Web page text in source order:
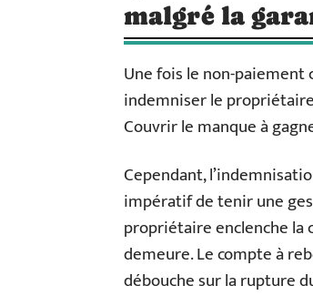
malgré la
Une fois le non-paiement
indemniser le
Couvrir le manque à
Cependant,
impératif de tenir une
propriétaire enclenche la
demeure. Le compte à
débouche sur la rupture